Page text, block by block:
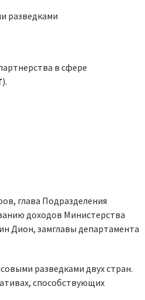
в сфере
).
глава Подразделения
доходов Министерства
Дион, замглавы департамента
разведками двух стран.
способствующих